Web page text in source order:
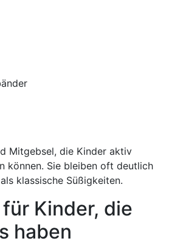
Mitgebsel, die Kinder aktiv
können. Sie bleiben oft deutlich
klassische Süßigkeiten.
Kinder, die
haben